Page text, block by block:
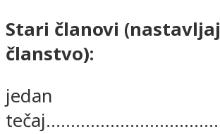
Stari članovi
članstvo):
jedan